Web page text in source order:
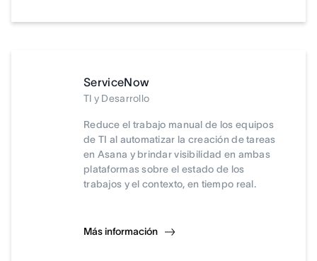
ServiceNow
TI y Desarrollo
Reduce el trabajo manual de los equipos
de TI al automatizar la creación de tareas
en Asana y brindar visibilidad en ambas
plataformas sobre el estado de los
trabajos y el contexto, en tiempo real.
Más información